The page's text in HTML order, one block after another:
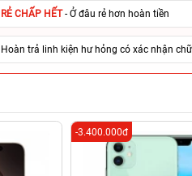
RẺ CHẤP HẾT- Ở đâu rẻ hơn hoàn tiền
Hoàn trả linh kiện hư hỏng có xác nhận
-3.400.000đ